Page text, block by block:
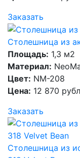
Заказать
Столешница из
Площадь: 1,3 м2
Материал:
Цвет: NM-208
Цена: 12 870
Заказать
Столешница из